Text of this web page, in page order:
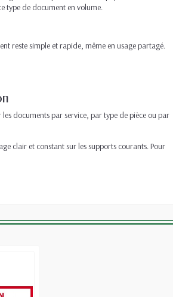
type de document en volume.
reste simple et rapide, même en usage partagé.
documents par service, par type de pièce ou par
clair et constant sur les supports courants. Pour